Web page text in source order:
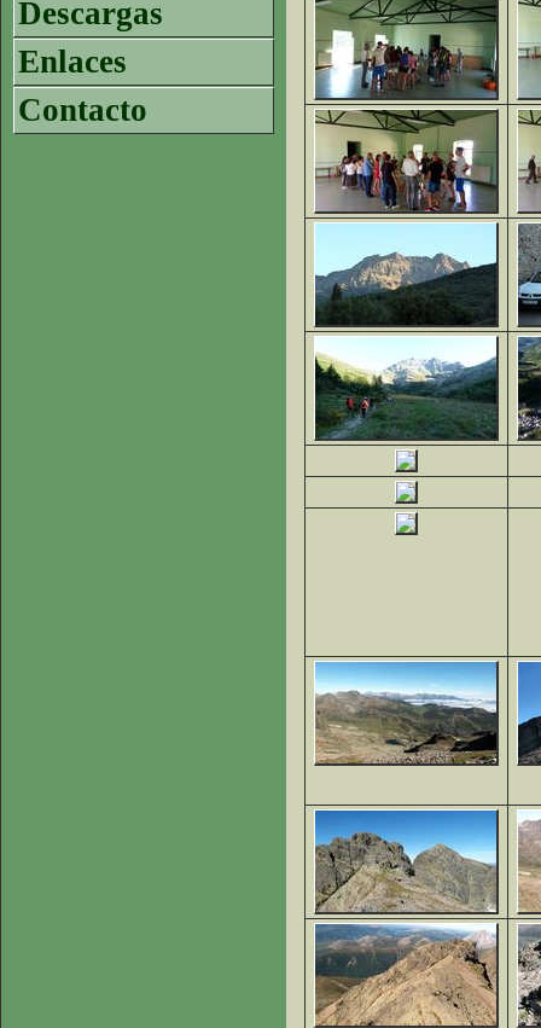
Descargas
Enlaces
Contacto